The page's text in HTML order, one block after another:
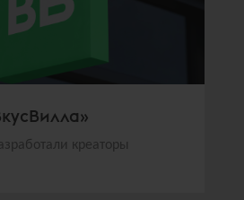
креаторы